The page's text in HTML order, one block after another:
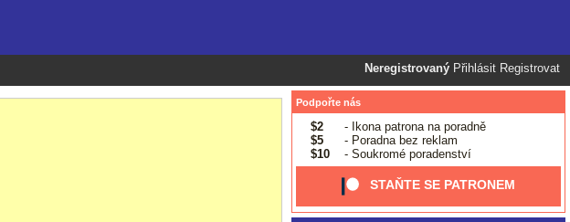
Neregistrovaný Přihlásit Registrovat
Podpořte nás
$2
- Ikona patrona na poradně
$5
- Poradna bez reklam
$10
- Soukromé poradenství
STAŇTE SE PATRONEM